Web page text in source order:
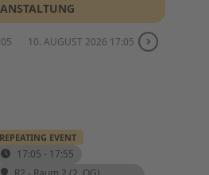
10. AUGUST 2026 17:05
REPEATING EVENT
17:05 - 17:55